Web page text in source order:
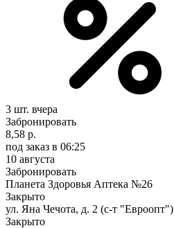
3 шт. вчера
Забронировать
8,58 р.
под заказ в 06:25
10 августа
Забронировать
Планета Здоровья Аптека №26
Закрыто
ул. Яна Чечота, д. 2 (с-т "Евроопт")
Закрыто